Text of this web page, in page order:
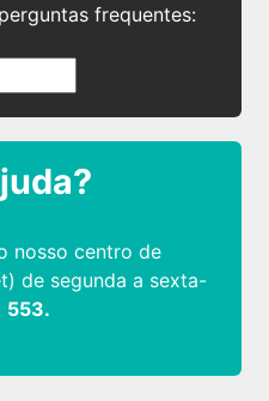
frequentes:
nosso centro de
de segunda a sexta-
553.